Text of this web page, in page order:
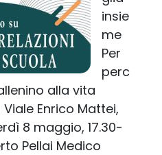
insie
me
Per
perc
alla vita
Enrico Mattei,
8 maggio, 17.30-
Pellai Medico